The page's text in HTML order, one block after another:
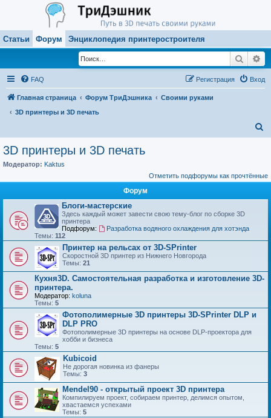
Статьи Форум Энциклопедия принтеростроителя
Поиск
FAQ Вход
Регистрация
Главная страница Форум ТриДэшника
Своими руками
3D принтеры и 3D печать
к
3D принтеры и 3D печать
Модератор: Kaktus
Отметить подфорумы как прочтённые
Форум
Блоги-мастерские
Здесь каждый может завести свою тему-блог по сборке 3D
принтера
Подфорум:
Разработка водяного охлаждения для хотэнда
Темы: 112
Принтер на рельсах от 3D-SPrinter
Скоростной 3D принтер из Нижнего Новгорода
Темы: 21
Кухня3D. Самостоятельная разработка и изготовление 3D-
принтера.
Модератор: koluna
Темы: 5
Фотополимерные 3D принтеры 3D-SPrinter DLP и
DLP PRO
Фотополимерные 3D принтеры на основе DLP-проектора для
хобби и бизнеса
Темы: 5
Kubicoid
Не дорогая новинка из фанеры
Темы: 3
Mendel90 - открытый проект 3D принтера
Компилируем проект, собираем принтер, делимся опытом,
хвастаемся успехами
Темы: 5